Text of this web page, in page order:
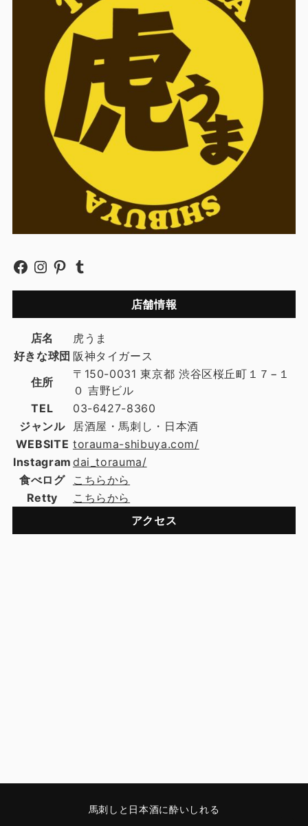
店舗情報
店名
虎うま
好きな球団 阪神タイガース
住所
〒150-0031 東京都 渋谷区桜丘町１７−１
０ 吉野ビル
TEL
03-6427-8360
ジャンル
居酒屋・馬刺し・日本酒
WEBSITE torauma-shibuya.com/
Instagram dai_torauma/
食べログ
こちらから
Retty
こちらから
アクセス
馬刺しと日本酒に酔いしれる